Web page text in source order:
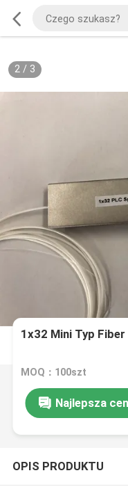
2/ 3
1x32 Mini Typ
MOQ：100szt
Najlepsza
OPIS PRODUKTU